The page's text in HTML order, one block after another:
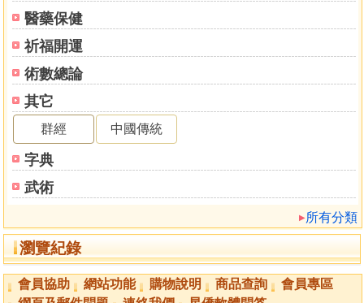
醫藥保健
祈福開運
術數總論
其它
群經 中國傳統
字典
武術
所有分類
瀏覽紀錄
會員協助 網站功能 購物說明 商品查詢
會員專區